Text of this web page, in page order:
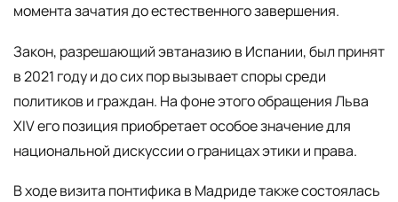
момента зачатия до естественного завершения.
Закон, разрешающий эвтаназию в Испании, был принят
в 2021 году и до сих пор вызывает споры среди
политиков и граждан. На фоне этого обращения Льва
XIV его позиция приобретает особое значение для
национальной дискуссии о границах этики и права.
В ходе визита понтифика в Мадриде также состоялась